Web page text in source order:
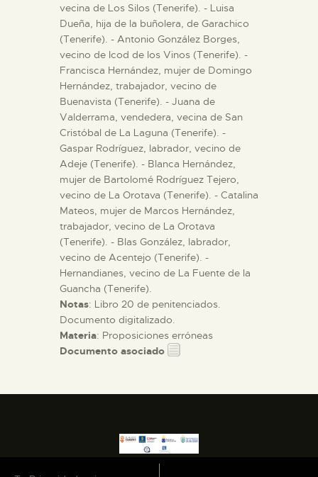
vecina de Los Silos (Tenerife). - Luisa
Dueña, hija de la buñolera, de Garachico
(Tenerife). - Antonio González Borges,
vecino de Icod de los Vinos (Tenerife). -
Francisca Hernández, mujer de Domingo
Hernández, trabajador, vecino de
Buenavista (Tenerife). - Juana de
Valderrama, vendedera, vecina de San
Cristóbal de La Laguna (Tenerife). -
Gaspar Rodríguez, labrador, vecino de
Adeje (Tenerife). - Blanca Hernández,
mujer de Bartolomé Rodríguez Tejero,
vecino de La Orotava (Tenerife). - Catalina
Mateos, mujer de Marcos Hernández,
trabajador, vecino de La Orotava
(Tenerife). - Blas González, labrador,
vecino de Acentejo (Tenerife). -
Hernandianes, vecino de La Fuente de la
Guancha (Tenerife).
Notas: Libro 20 de penitenciados.
Documento digitalizado.
Materia: Proposiciones erróneas
Documento asociado